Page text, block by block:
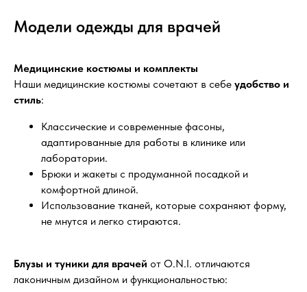
Модели одежды для врачей
Медицинские костюмы и комплекты
Наши медицинские костюмы сочетают в себе удобство и
стиль:
Классические и современные фасоны,
адаптированные для работы в клинике или
лаборатории.
Брюки и жакеты с продуманной посадкой и
комфортной длиной.
Использование тканей, которые сохраняют форму,
не мнутся и легко стираются.
Блузы и туники для врачей от O.N.I. отличаются
лаконичным дизайном и функциональностью: